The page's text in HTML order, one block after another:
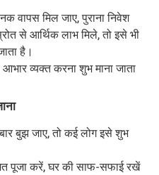
वापस मिल जाए, पुराना निवेश
से आर्थिक लाभ मिले, तो इसे भी
है।
व्यक्त करना शुभ माना जाता
बुझ जाए, तो कई लोग इसे शुभ
पूजा करें, घर की साफ-सफाई रखें